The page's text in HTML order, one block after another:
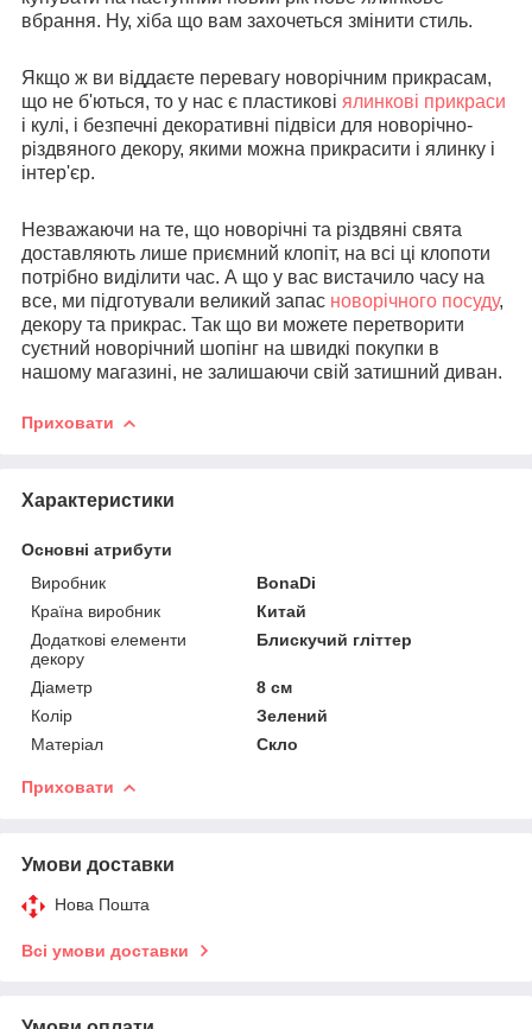
вбрання. Ну, хіба що вам захочеться змінити стиль.
Якщо ж ви віддаєте перевагу новорічним прикрасам,
що не б'ються, то у нас є пластикові ялинкові прикраси
і кулі, і безпечні декоративні підвіси для новорічно-
різдвяного декору, якими можна прикрасити і ялинку і
інтер'єр.
Незважаючи на те, що новорічні та різдвяні свята
доставляють лише приємний клопіт, на всі ці клопоти
потрібно виділити час. А що у вас вистачило часу на
все, ми підготували великий запас новорічного посуду,
декору та прикрас. Так що ви можете перетворити
суєтний новорічний шопінг на швидкі покупки в
нашому магазині, не залишаючи свій затишний диван.
Приховати
Характеристики
Основні атрибути
Виробник
BonaDi
Країна виробник
Китай
Додаткові елементи
декору
Блискучий гліттер
Діаметр
8 см
Колір
Зелений
Матеріал
Скло
Приховати
Умови доставки
Нова Пошта
Всі умови доставки